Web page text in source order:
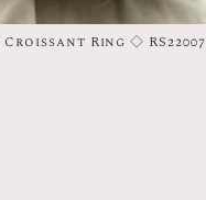
Ring ◇ RS22007